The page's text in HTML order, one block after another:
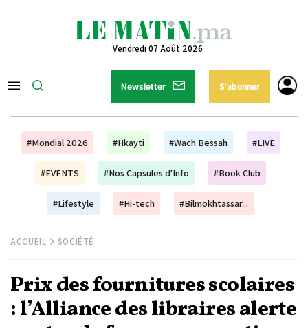
Vendredi 07 Août 2026
Newsletter S'abonner
#Mondial 2026 #Hkayti #Wach Bessah #LIVE
#EVENTS #Nos Capsules d'Info #Book Club
#Lifestyle #Hi-tech #Bilmokhtassar...
ACCUEIL SOCIÉTÉ
Prix des fournitures scolaires
: l’Alliance des libraires alerte